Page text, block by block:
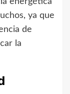
ya que
de
la